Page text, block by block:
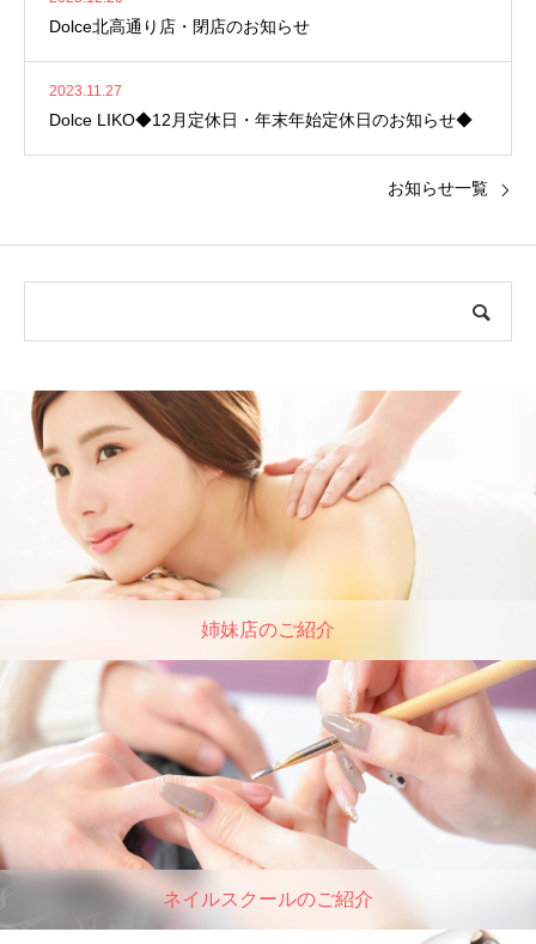
Dolce北高通り店・閉店のお知らせ
2023.11.27
Dolce LIKO◆12月定休日・年末年始定休日のお知らせ◆
お知らせ一覧
姉妹店のご紹介
ネイルスクールのご紹介